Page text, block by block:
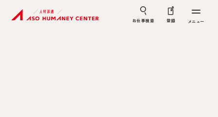
お仕事検索 登録